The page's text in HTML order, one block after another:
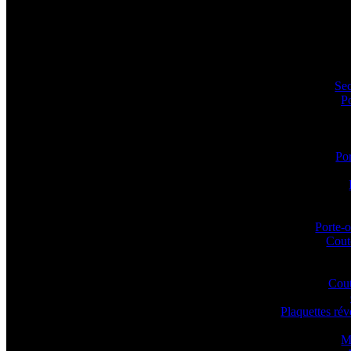
Porte-
Plaquettes